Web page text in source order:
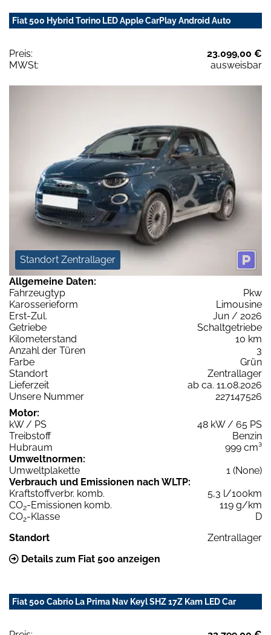
Fiat 500 Hybrid Torino LED Apple CarPlay Android Auto
Preis:
23.099,00 €
MWSt:
ausweisbar
Standort Zentrallager
Allgemeine Daten:
Fahrzeugtyp
Pkw
Karosserieform
Limousine
Erst-Zul.
Jun / 2026
Getriebe
Schaltgetriebe
Kilometerstand
10 km
Anzahl der Türen
3
Farbe
Grün
Standort
Zentrallager
Lieferzeit
ab ca. 11.08.2026
Unsere Nummer
227147526
Motor:
kW / PS
48 kW / 65 PS
Treibstoff
Benzin
Hubraum
999 cm³
Umweltnormen:
Umweltplakette
1 (None)
Verbrauch und Emissionen nach WLTP:
Kraftstoffverbr. komb.
5,3 l/100km
CO2-Emissionen komb.
119 g/km
CO2-Klasse
D
Standort
Zentrallager
Details zum Fiat 500 anzeigen
Fiat 500 Cabrio La Prima Nav Keyl SHZ 17Z Kam LED Car